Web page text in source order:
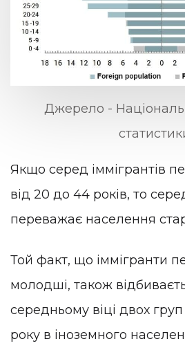
Джерело -
Якщо серед іммігрантів
від 20 до 44 років, то
переважає населення
Той факт, що іммігранти
молодші, також
середньому віці двох
року в іноземного